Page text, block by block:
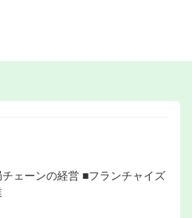
ェーンの経営 ■フランチャイズ